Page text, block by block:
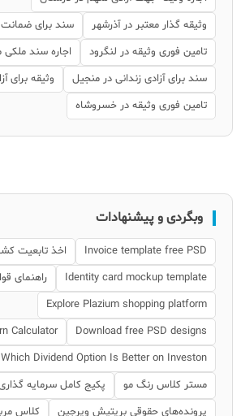
وثیقه گذار معتبر در آذرشهر
سند برای ضمانت
تامین فوری وثیقه در لنگرود
اجاره سند ملکی
سند برای آزادی زندانی در منجیل
وثیقه برای
تامین فوری وثیقه در خسروشاه
وبگردی و پیشنهادات
Invoice template free PSD
اخذ تابعیت
Identity card mockup template
راهنمای
Explore Plazium shopping platform
Download free PSD designs
Calculator
Which Dividend Option Is Better on Investon
مستر کلاس رنگ مو
پکیج کامل سرمایه
پرونده‌های حقوقی بریتیش ویرجین
کلاس